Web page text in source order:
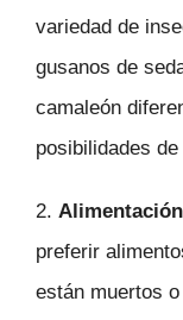
variedad de
gusanos de
camaleón
posibilidades
2.
preferir
están muertos